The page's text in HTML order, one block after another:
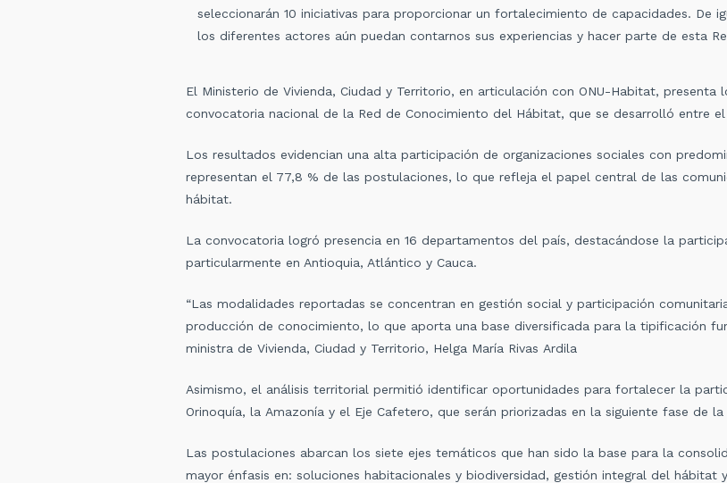
seleccionarán 10 iniciativas para proporcionar un fortalecimiento de capacidades. De
los diferentes actores aún puedan contarnos sus experiencias y hacer parte de esta
El Ministerio de Vivienda, Ciudad y Territorio, en articulación con ONU-Habitat,
convocatoria nacional de la Red de Conocimiento del Hábitat, que se desarrolló entre
Los resultados evidencian una alta participación de organizaciones sociales con
representan el 77,8 % de las postulaciones, lo que refleja el papel central de las
hábitat.
La convocatoria logró presencia en 16 departamentos del país, destacándose la
particularmente en Antioquia, Atlántico y Cauca.
“Las modalidades reportadas se concentran en gestión social y participación
producción de conocimiento, lo que aporta una base diversificada para la tipificación
ministra de Vivienda, Ciudad y Territorio, Helga María Rivas Ardila
Asimismo, el análisis territorial permitió identificar oportunidades para fortalecer la
Orinoquía, la Amazonía y el Eje Cafetero, que serán priorizadas en la siguiente fase de la
Las postulaciones abarcan los siete ejes temáticos que han sido la base para la
mayor énfasis en: soluciones habitacionales y biodiversidad, gestión integral del hábitat